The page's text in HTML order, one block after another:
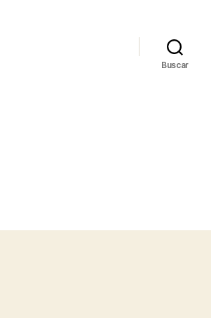
Buscar